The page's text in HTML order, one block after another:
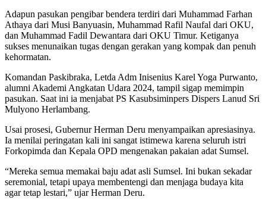
Adapun pasukan pengibar bendera terdiri dari Muhammad Farhan
Athaya dari Musi Banyuasin, Muhammad Rafil Naufal dari OKU,
dan Muhammad Fadil Dewantara dari OKU Timur. Ketiganya
sukses menunaikan tugas dengan gerakan yang kompak dan penuh
kehormatan.
Komandan Paskibraka, Letda Adm Inisenius Karel Yoga Purwanto,
alumni Akademi Angkatan Udara 2024, tampil sigap memimpin
pasukan. Saat ini ia menjabat PS Kasubsiminpers Dispers Lanud Sri
Mulyono Herlambang.
Usai prosesi, Gubernur Herman Deru menyampaikan apresiasinya.
Ia menilai peringatan kali ini sangat istimewa karena seluruh istri
Forkopimda dan Kepala OPD mengenakan pakaian adat Sumsel.
“Mereka semua memakai baju adat asli Sumsel. Ini bukan sekadar
seremonial, tetapi upaya membentengi dan menjaga budaya kita
agar tetap lestari,” ujar Herman Deru.